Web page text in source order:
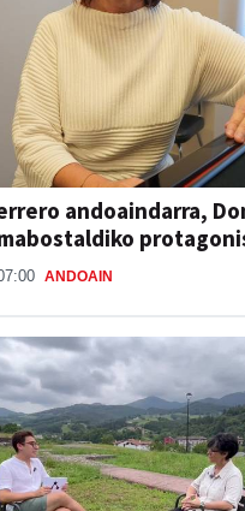
andoaindarra,
ANDOAIN